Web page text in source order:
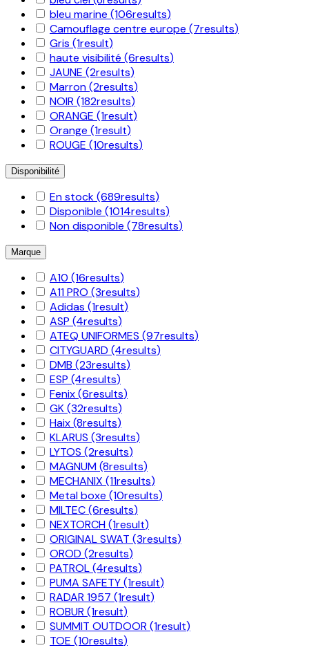
bleu marine (106results)
Camouflage centre europe (7results)
Gris (1result)
haute visibilité (6results)
JAUNE (2results)
Marron(2results)
NOIR (182results)
ORANGE (1result)
Orange (1result)
ROUGE (10results)
Disponibilité
En stock(689results)
Disponible (1014results)
Non disponible (78results)
Marque
A10 (16results)
A11 PRO (3results)
Adidas (1result)
ASP (4results)
ATEQ UNIFORMES (97results)
CITYGUARD (4results)
DMB (23results)
ESP (4results)
Fenix(6results)
GK(32results)
Haix(8results)
KLARUS (3results)
LYTOS (2results)
MAGNUM(8results)
MECHANIX (11results)
Metal boxe (10results)
MILTEC(6results)
NEXTORCH(1result)
ORIGINAL SWAT (3results)
OROD (2results)
PATROL(4results)
PUMA SAFETY(1result)
RADAR 1957 (1result)
ROBUR (1result)
SUMMIT OUTDOOR (1result)
TOE (10results)